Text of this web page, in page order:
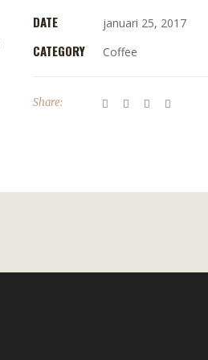
DATE januari 25, 2017
CATEGORY Coffee
Share: